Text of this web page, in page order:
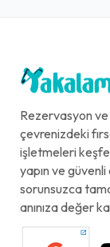
Rezervasyon
çevrenizdeki
işletmeleri
yapın ve
sorunsuzca
anınıza değer